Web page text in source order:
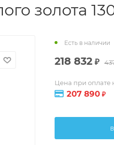
золота
Есть в наличии
218 832 ₽
Цена при оплате
207 890 ₽